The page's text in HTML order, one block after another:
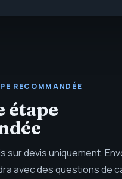
RECOMMANDÉE
étape
sur devis uniquement.
avec des questions de